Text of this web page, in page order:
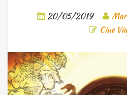
20/05/2019
Cine